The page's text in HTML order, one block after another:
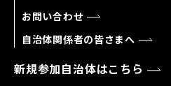
お問い合わせ
自治体関係者の皆さまへ
新規参加自治体はこちら